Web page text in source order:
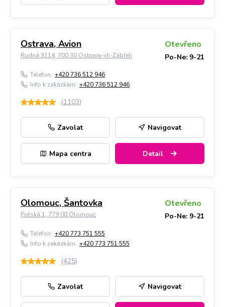
Ostrava, Avion
Rudná 3114, 700 30 Ostrava-jih-Zábřeh
Otevřeno
Po-Ne: 9-21
Telefon: +420 736 512 946
Info k zakázkám: +420 736 512 946
(1103)
Zavolat Navigovat
Mapa centra Detail
Olomouc, Šantovka
Polská 1, 779 00 Olomouc
Otevřeno
Po-Ne: 9-21
Telefon: +420 773 751 555
Info k zakázkám: +420 773 751 555
(425)
Zavolat Navigovat